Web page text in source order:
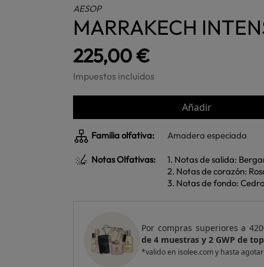
AESOP
MARRAKECH
225,00 €
Impuestos incluidos
Añadir
Familia olfativa: Amadera especiada
Notas Olfativas:
1. Notas de salida:
2. Notas de corazón:
3. Notas de fondo:
Por compras superiores a
de 4 muestras y 2 GWP de
*valido en isolee.com y hasta